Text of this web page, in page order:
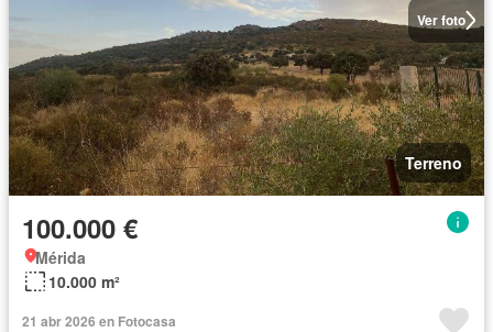
Ver foto
Terreno
100.000 €
Mérida
10.000 m²
21 abr 2026 en Fotocasa